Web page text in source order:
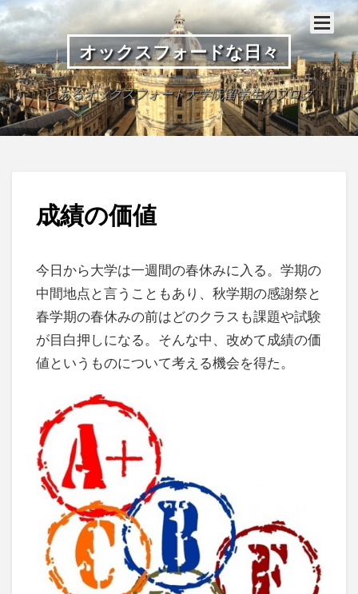
オックスフォードな日々
とあるオックスフォード大学院留学生のブログ
成績の価値
今日から大学は一週間の春休みに入る。学期の
中間地点と言うこともあり、秋学期の感謝祭と
春学期の春休みの前はどのクラスも課題や試験
が目白押しになる。そんな中、改めて成績の価
値というものについて考える機会を得た。